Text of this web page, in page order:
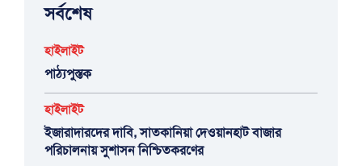
সর্বশেষ
হাইলাইট
পাঠ্যপুস্তক
হাইলাইট
ইজারাদারদের দাবি, সাতকানিয়া দেওয়ানহাট বাজার
পরিচালনায় সুশাসন নিশ্চিতকরণের